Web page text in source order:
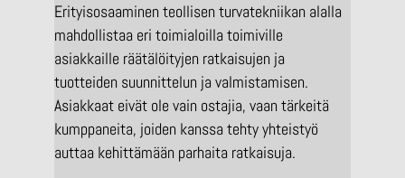
t
i
n
Erityisosaaminen teollisen turvatekniikan alalla
mahdollistaa eri toimialoilla toimiville
asiakkaille räätälöityjen ratkaisujen ja
tuotteiden suunnittelun ja valmistamisen.
Asiakkaat eivät ole vain ostajia, vaan tärkeitä
kumppaneita, joiden kanssa tehty yhteistyö
auttaa kehittämään parhaita ratkaisuja.